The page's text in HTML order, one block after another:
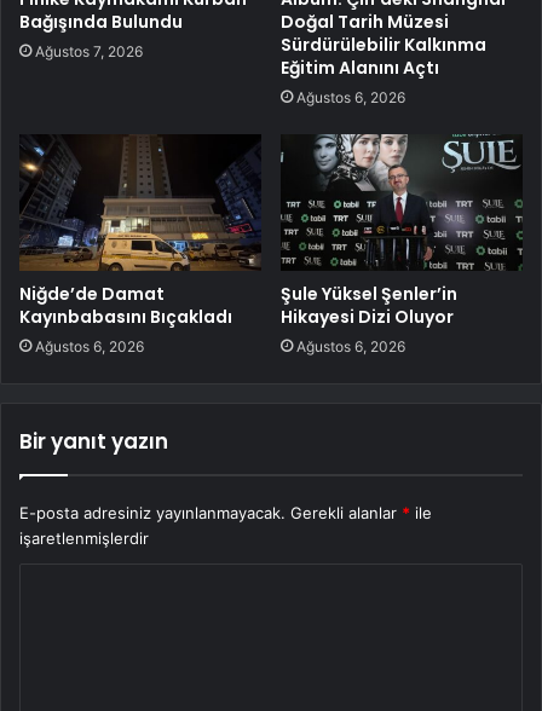
Bağışında Bulundu
Ağustos 7, 2026
Doğal Tarih Müzesi
Sürdürülebilir Kalkınma
Eğitim Alanını Açtı
Ağustos 6, 2026
Niğde’de Damat
Kayınbabasını Bıçakladı
Ağustos 6, 2026
Şule Yüksel Şenler’in
Hikayesi Dizi Oluyor
Ağustos 6, 2026
Bir yanıt yazın
E-posta adresiniz yayınlanmayacak. Gerekli alanlar * ile
işaretlenmişlerdir